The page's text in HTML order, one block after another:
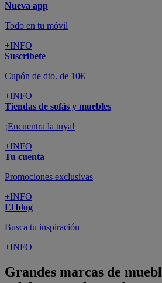
Nueva app
Todo en tu móvil
+INFO
Suscríbete
Cupón de dto. de 10€
+INFO
Tiendas de sofás y muebles
¡Encuentra la tuya!
+INFO
Tu cuenta
Promociones exclusivas
+INFO
El blog
Busca tu inspiración
+INFO
Grandes marcas de